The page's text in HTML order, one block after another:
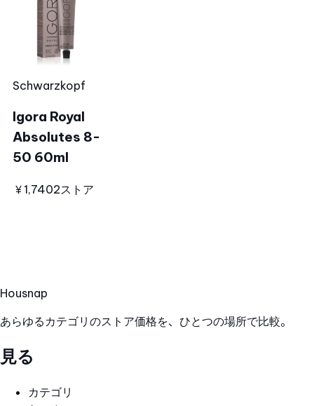
Schwarzkopf
Igora Royal
Absolutes 8-
50 60ml
￥1,7402ストア
Housnap
あらゆるカテゴリのストア価格を、ひとつの場所で比較。
見る
カテゴリ